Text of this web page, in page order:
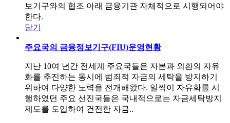
보기구와의 협조 아래 금융기관 자체적으로 시행되어야
한다.
닫기
주요국의 금융정보기구(FIU)운영현황
지난 10여 년간 전세계 주요국들은 자본과 외환의 자유
화를 추진하는 동시에 범죄적 자금의 세탁을 방지하기
위하여 다양한 노력을 전개해왔다. 일찍이 자유화를 시
행하였던 주요 선진국들은 국내적으로는 자금세탁방지
제도를 도입하여 건전한 자금..